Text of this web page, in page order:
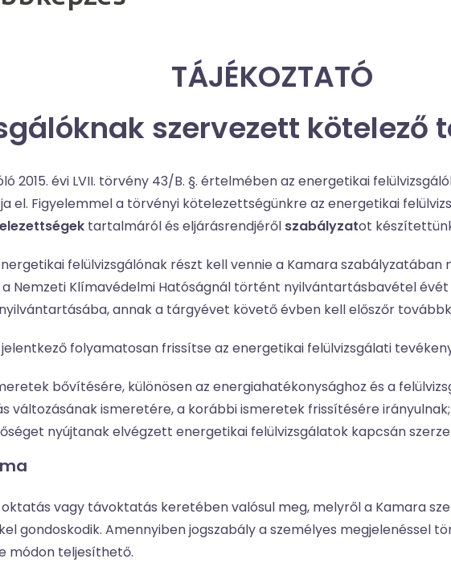
TÁJÉKOZTATÓ
szervezett kötelező
2015. évi LVII. törvény 43/B. §. értelmében az energetikai
el. Figyelemmel a törvényi kötelezettségünkre az energetikai
tartalmáról és eljárásrendjéről szabályzatot
felülvizsgálónak részt kell vennie a Kamara
Nemzeti Klímavédelmi Hatóságnál történt nyilvántartásbavétel évét
annak a tárgyévet követő évben kell előszőr
folyamatosan frissítse az energetikai felülvizsgálati
bővítésére, különösen az energiahatékonysághoz és a
változásának ismeretére, a korábbi ismeretek frissítésére irányulnak;
nyújtanak elvégzett energetikai felülvizsgálatok kapcsán
vagy távoktatás keretében valósul meg, melyről a Kamara
gondoskodik. Amennyiben jogszabály a személyes megjelenéssel
módon teljesíthető.